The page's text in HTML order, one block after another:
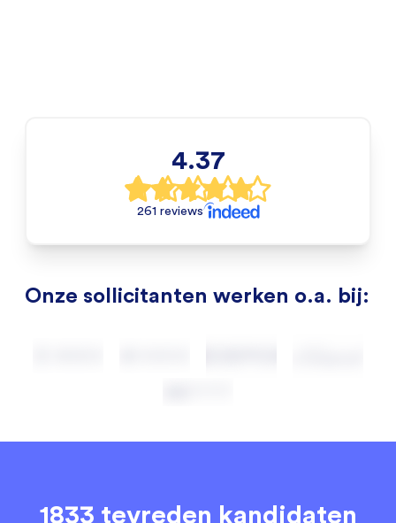
4.37
261 reviews
Onze sollicitanten werken o.a. bij:
1833 tevreden kandidaten